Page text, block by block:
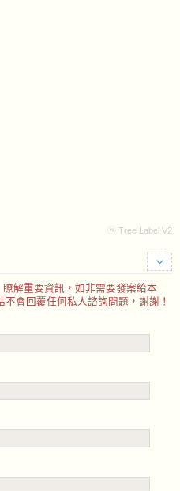
ⓦ Tree Label V2
瞭解重要資訊，如非需要發案給本
不會回覆任何私人諮詢問題，謝謝！